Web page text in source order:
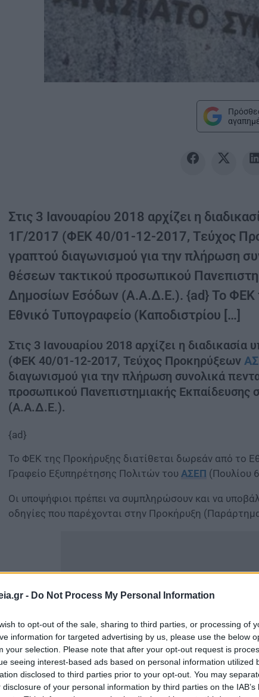
- Do Not Process My Personal Information
to opt-out of the sale, sharing to third parties, or processing of
information for targeted advertising by us, please use the below
your selection. Please note that after your opt-out request is
seeing interest-based ads based on personal information utilized
disclosed to third parties prior to your opt-out. You may
disclosure of your personal information by third parties on the IAB’s
Στις 3 Ιανουαρίου 2018 αρχίζει η
1Γ/2017 (ΦΕΚ 40/01-12-2017, Τεύχος
γραπτού διαγωνισμού για την πλήρωση
θέσεων τακτικού προσωπικού
Δημοσίων Εσόδων (Α.Α.Δ.Ε.). {ad} Το ΦΕΚ
Εθνικό Τυπογραφείο (Καποδιστρίου […]
Στις 3 Ιανουαρίου 2018 αρχίζει η
(ΦΕΚ 40/01-12-2017, Τεύχος Προκηρύξεων
διαγωνισμού για την πλήρωση συνολικά
προσωπικού Πανεπιστημιακής
(Α.Α.Δ.Ε.).
{ad}
Το ΦΕΚ της Προκήρυξης διατίθεται δωρεάν από το
Γραφείο Εξυπηρέτησης Πολιτών του ΑΣΕΠ (Πουλίου
Οι υποψήφιοι πρέπει να συμπληρώσουν και να
οδηγίες που παρέχονται στην Προκήρυξη